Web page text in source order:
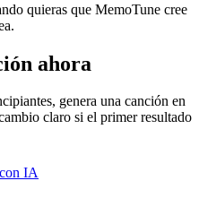
quieras que MemoTune cree
ahora
genera una canción en
claro si el primer resultado
IA